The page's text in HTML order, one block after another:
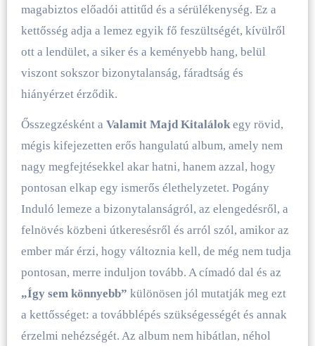
magabiztos előadói attitűd és a sérülékenység. Ez a
kettősség adja a lemez egyik fő feszültségét, kívülről
ott a lendület, a siker és a keményebb hang, belül
viszont sokszor bizonytalanság, fáradtság és
hiányérzet érződik.
Ősszegzésként a Valamit Majd Kitalálokegy rövid,
mégis kifejezetten erős hangulatú album, amely nem
nagy megfejtésekkel akar hatni, hanem azzal, hogy
pontosan elkap egy ismerős élethelyzetet. Pogány
Induló lemeze a bizonytalanságról, az elengedésről, a
felnövés közbeni útkeresésről és arról szól, amikor az
ember már érzi, hogy változnia kell, de még nem tudja
pontosan, merre induljon tovább. A címadó dal és az
„Így sem könnyebb” különösen jól mutatják meg ezt
a kettősséget: a továbblépés szükségességét és annak
érzelmi nehézségét. Az album nem hibátlan, néhol